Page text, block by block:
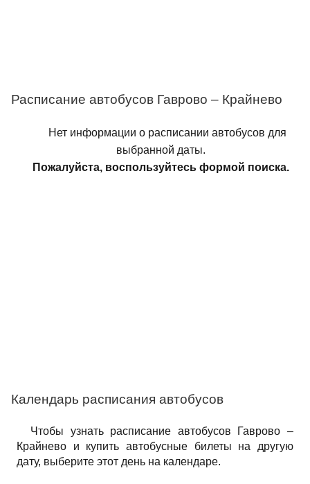
Расписание автобусов Гаврово – Крайнево
Нет информации о расписании автобусов для
выбранной даты.
Пожалуйста, воспользуйтесь формой поиска.
Календарь расписания автобусов
Чтобы узнать расписание автобусов Гаврово –
Крайнево и купить автобусные билеты на другую
дату, выберите этот день на календаре.